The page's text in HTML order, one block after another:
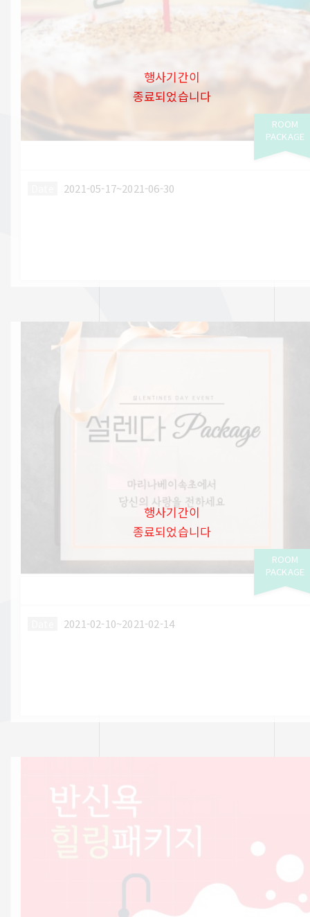
ROOM
PACKAGE
행사기간이
종료되었습니다
2021-05-17~2021-06-30
ROOM
PACKAGE
행사기간이
종료되었습니다
2021-02-10~2021-02-14